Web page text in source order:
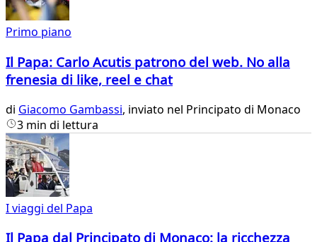
Primo piano
Il Papa: Carlo Acutis patrono del web. No alla
frenesia di like, reel e chat
di Giacomo Gambassi, inviato nel Principato di Monaco
3 min di lettura
I viaggi del Papa
Il Papa dal Principato di Monaco: la ricchezza